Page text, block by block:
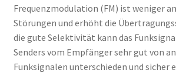
Frequenzmodulation (FM) ist weniger
Störungen und erhöht die
die gute Selektivität kann das
Senders vom Empfänger sehr gut von
Funksignalen unterschieden und sicher